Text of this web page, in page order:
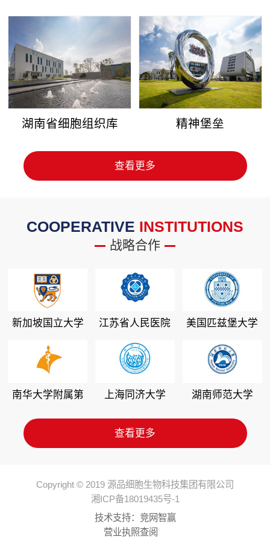
湖南省细胞组织库 精神堡垒
查看更多
COOPERATIVE INSTITUTIONS
战略合作
新加坡国立大学 江苏省人民医院 美国匹兹堡大学
南华大学附属第
上海同济大学 湖南师范大学
查看更多
Copyright © 2019 源品细胞生物科技集团有限公司
湘ICP备18019435号-1
技术支持： 竞网智赢
营业执照查阅